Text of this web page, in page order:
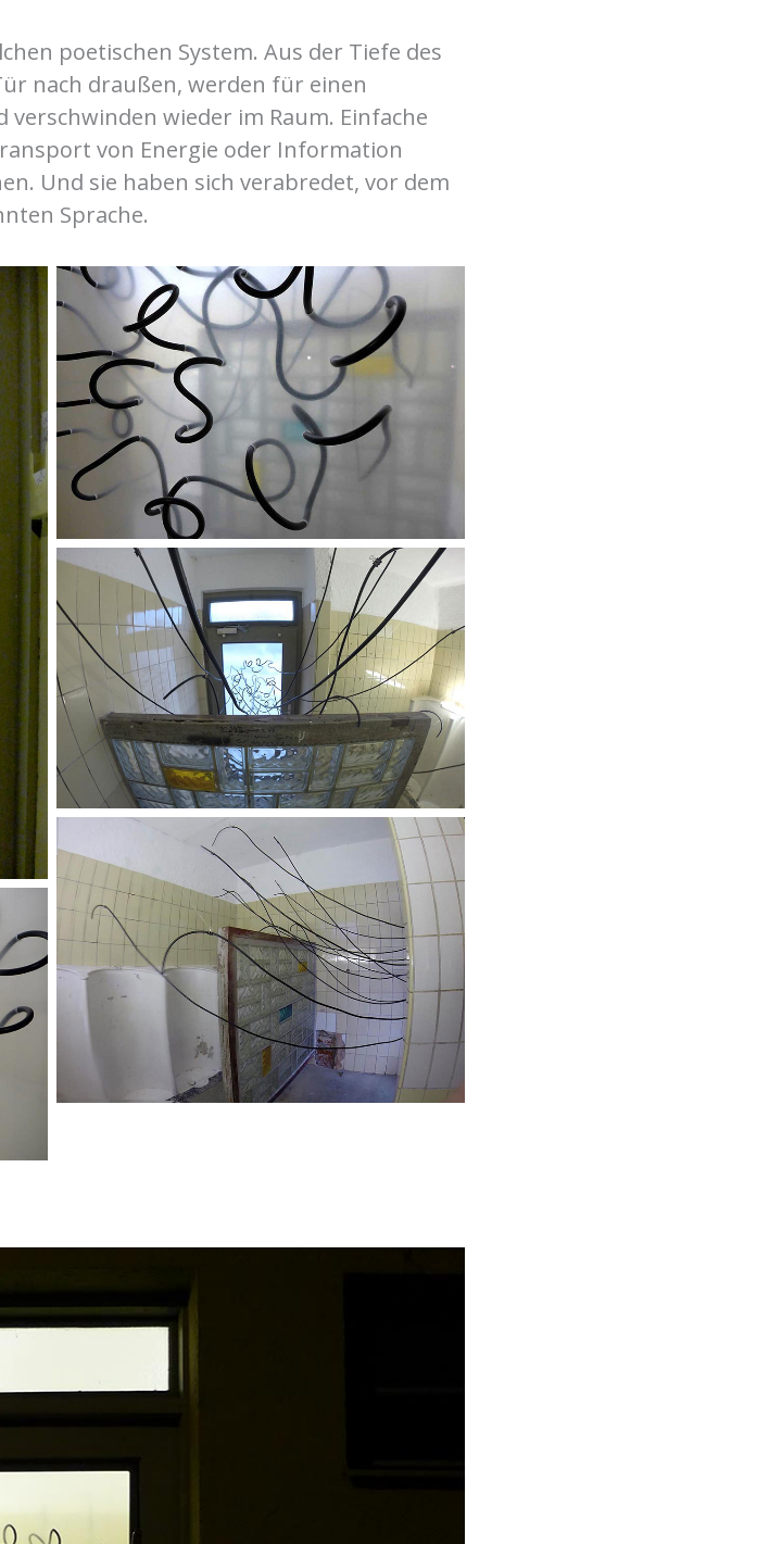
poetischen System. Aus der Tiefe des
nach draußen, werden für einen
wieder im Raum. Einfache
von Energie oder Information
Und sie haben sich verabredet, vor dem
Sprache.